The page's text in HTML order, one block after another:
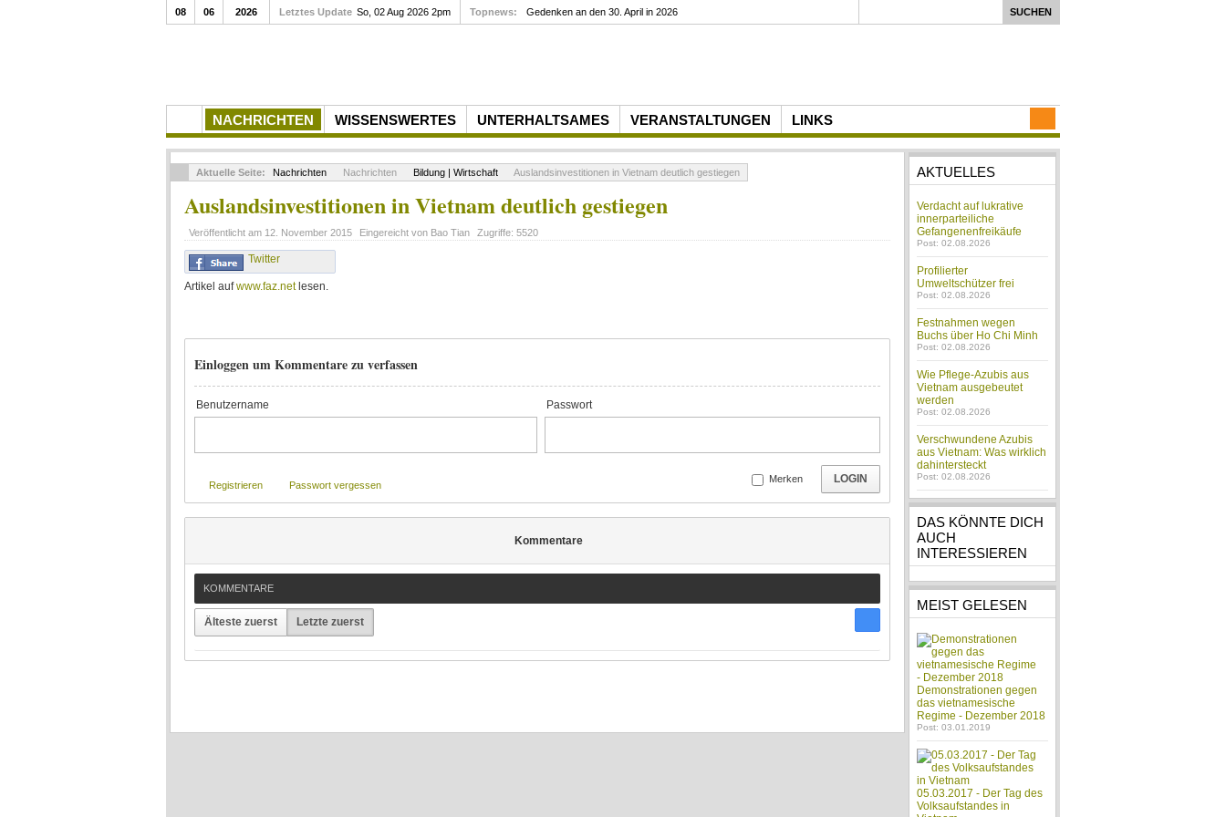
NACHRICHTEN WISSENSWERTES UNTERHALTSAMES VERANSTALTUNGEN LINKS
08 06 2026 Letztes Update So, 02 Aug 2026 2pm Topnews: Gedenken an den 30. April in 2026
Aktuelle Seite: Nachrichten Nachrichten Bildung | Wirtschaft Auslandsinvestitionen in Vietnam deutlich gestiegen
Auslandsinvestitionen in Vietnam deutlich gestiegen
Veröffentlicht am 12. November 2015 Eingereicht von Bao Tian Zugriffe: 5520
Twitter
Artikel aufwww.faz.netlesen.
Einloggen um Kommentare zu verfassen
Benutzername Passwort
LOGIN
Merken
Registrieren Passwort vergessen
Kommentare
KOMMENTARE
Älteste zuerst Letzte zuerst
AKTUELLES
Verdacht auf lukrative
innerparteiliche
Gefangenenfreikäufe
Post: 02.08.2026
Profilierter
Umweltschützer frei
Post: 02.08.2026
Festnahmen wegen
Buchs über Ho Chi Minh
Post: 02.08.2026
Wie Pflege-Azubis aus
Vietnam ausgebeutet
werden
Post: 02.08.2026
Verschwundene Azubis
aus Vietnam: Was wirklich
dahintersteckt
Post: 02.08.2026
DAS KÖNNTE DICH
AUCH
INTERESSIEREN
MEIST GELESEN
Demonstrationen gegen
das vietnamesische
Regime - Dezember 2018
Post: 03.01.2019
05.03.2017 - Der Tag des
Volksaufstandes in